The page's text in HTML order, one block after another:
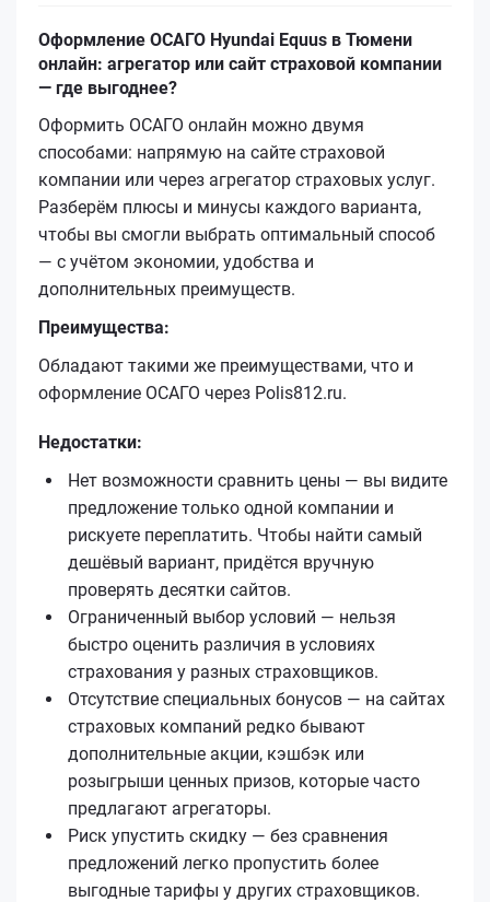
Оформление ОСАГО Hyundai Equus в Тюмени
онлайн: агрегатор или сайт страховой компании
— где выгоднее?
Оформить ОСАГО онлайн можно двумя
способами: напрямую на сайте страховой
компании или через агрегатор страховых услуг.
Разберём плюсы и минусы каждого варианта,
чтобы вы смогли выбрать оптимальный способ
— с учётом экономии, удобства и
дополнительных преимуществ.
Преимущества:
Обладают такими же преимуществами, что и
оформление ОСАГО через Polis812.ru.
Недостатки:
Нет возможности сравнить цены — вы видите
предложение только одной компании и
рискуете переплатить. Чтобы найти самый
дешёвый вариант, придётся вручную
проверять десятки сайтов.
Ограниченный выбор условий — нельзя
быстро оценить различия в условиях
страхования у разных страховщиков.
Отсутствие специальных бонусов — на сайтах
страховых компаний редко бывают
дополнительные акции, кэшбэк или
розыгрыши ценных призов, которые часто
предлагают агрегаторы.
Риск упустить скидку — без сравнения
предложений легко пропустить более
выгодные тарифы у других страховщиков.